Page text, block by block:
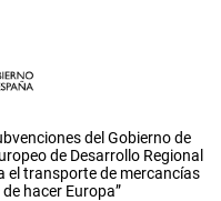
del Gobierno de
de Desarrollo Regional
el transporte de mercancías
hacer Europa”